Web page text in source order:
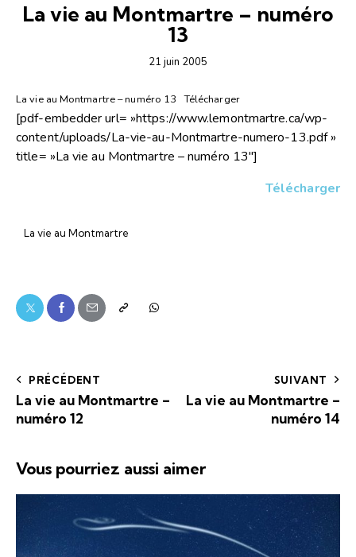
La vie au Montmartre – numéro
13
21 juin 2005
La vie au Montmartre – numéro 13 Télécharger
[pdf-embedder url= »https://www.lemontmartre.ca/wp-
content/uploads/La-vie-au-Montmartre-numero-13.pdf »
title= »La vie au Montmartre – numéro 13″]
Télécharger
La vie au Montmartre
PRÉCÉDENT
La vie au Montmartre –
numéro 12
SUIVANT
La vie au Montmartre –
numéro 14
Vous pourriez aussi aimer